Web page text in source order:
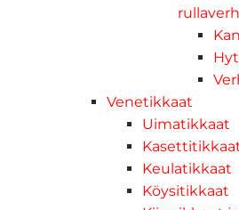
Venetikkaat
Uimatikkaat
Keulatikkaat
Köysitikkaat